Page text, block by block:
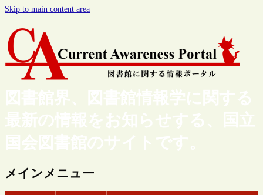
Skip to main content area
図書館界、図書館情報学に関する
最新の情報をお知らせする、国立
国会図書館のサイトです。
メインメニュー